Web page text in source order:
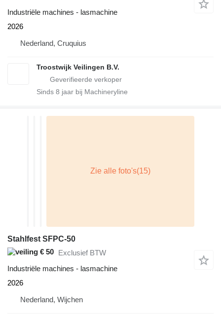
Industriële machines - lasmachine
2026
Nederland, Cruquius
Troostwijk Veilingen B.V.
Sinds 8 jaar bij Machineryline
Stahlfest SFPC-50
€ 50 Exclusief BTW
Industriële machines - lasmachine
2026
Nederland, Wijchen